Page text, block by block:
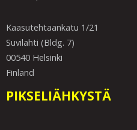
Kaasutehtaankatu 1/21
Suvilahti (Bldg. 7)
00540 Helsinki
Finland
PIKSELIÄHKYSTÄ